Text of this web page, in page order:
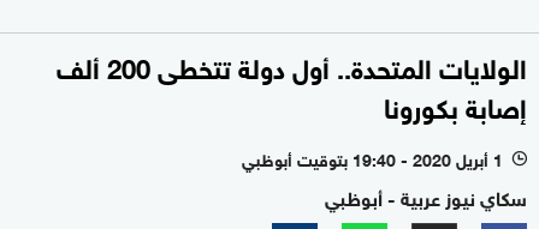
الولايات المتحدة.. أول دولة تتخطى 200 ألف
إصابة بكورونا
l 1 أبريل 2020 - 19:40 بتوقيت أبوظبي
سكاي نيوز عربية - أبوظبي